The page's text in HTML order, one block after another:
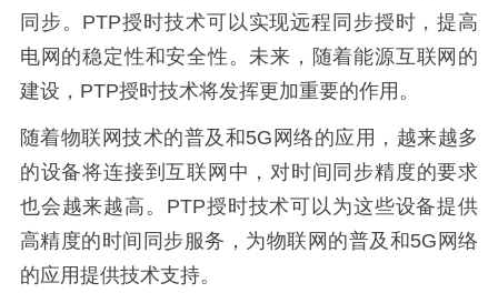
同步。PTP授时技术可以实现远程同步授时，提高
电网的稳定性和安全性。未来，随着能源互联网的
建设，PTP授时技术将发挥更加重要的作用。
随着物联网技术的普及和5G网络的应用，越来越多
的设备将连接到互联网中，对时间同步精度的要求
也会越来越高。PTP授时技术可以为这些设备提供
高精度的时间同步服务，为物联网的普及和5G网络
的应用提供技术支持。